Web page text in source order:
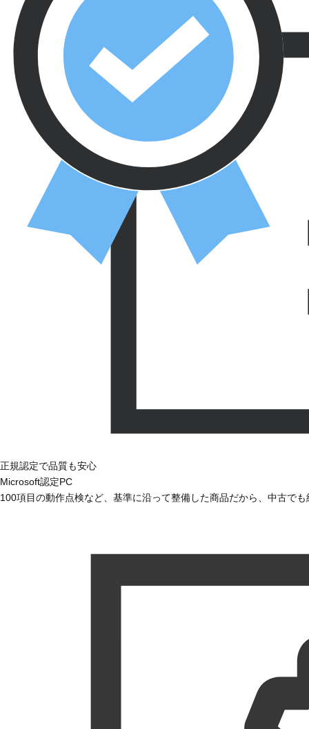
正規認定で品質も安心
Microsoft認定PC
100項目の動作点検など、基準に沿って整備した商品だから、中古で